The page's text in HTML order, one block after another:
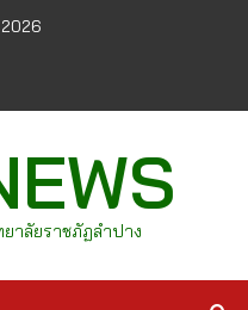
าลัยราชภัฏลำปาง